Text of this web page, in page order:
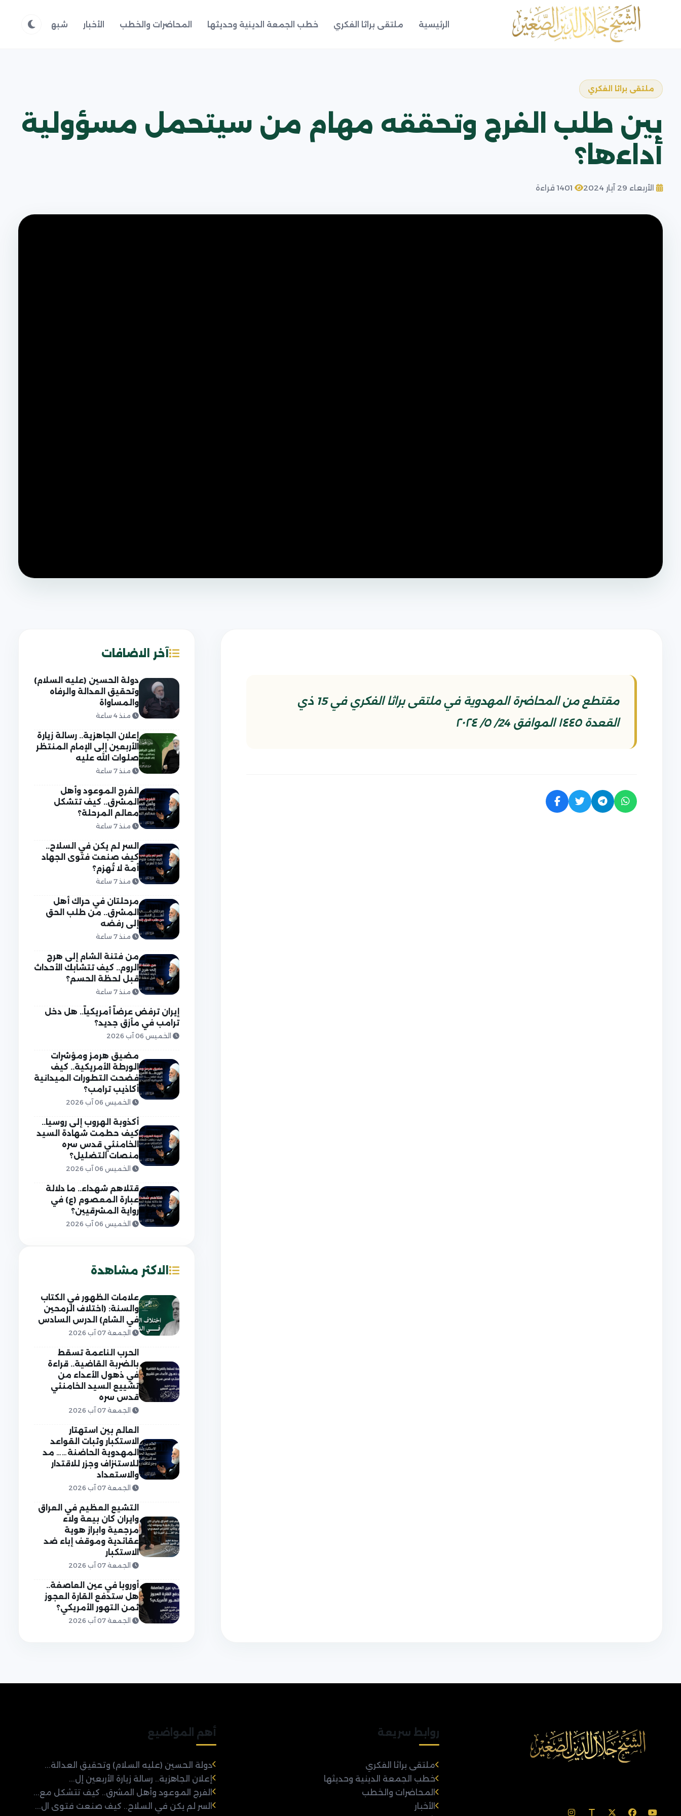
الرئيسية ملتقى براثا الفكري خطب الجمعة الدينية وحديثها المحاضرات والخطب الأخبار شبهات وردود
ملتقى براثا الفكري
بين طلب الفرج وتحققه مهام من سيتحمل مسؤولية
أداءها؟
الأربعاء 29 آيار 2024
مقتطع من المحاضرة المهدوية في ملتقى براثا الفكري في 15 ذي
القعدة ١٤٤٥ الموافق 24/ ٥/ ٢٠٢٤
آخر الاضافات
دولة الحسين (عليه السلام)
وتحقيق العدالة والرفاه
والمساواة
منذ 4 ساعة
إعلان الجاهزية.. رسالة زيارة
الأربعين إلى الإمام المنتظر
صلوات الله عليه
منذ 7 ساعة
الفرج الموعود وأهل
المشرق.. كيف تتشكل
معالم المرحلة؟
منذ 7 ساعة
السر لم يكن في السلاح..
كيف صنعت فتوى الجهاد
أمة لا تُهزم؟
منذ 7 ساعة
مرحلتان في حراك أهل
المشرق.. من طلب الحق
إلى رفضه
منذ 7 ساعة
من فتنة الشام إلى هرج
الروم.. كيف تتشابك الأحداث
قبل لحظة الحسم؟
منذ 7 ساعة
إيران ترفض عرضاً أمريكياً.. هل دخل
ترامب في مأزق جديد؟
الخميس 06 آب 2026
مضيق هرمز ومؤشرات
الورطة الأمريكية.. كيف
فضحت التطورات الميدانية
أكاذيب ترامب؟
الخميس 06 آب 2026
أكذوبة الهروب إلى روسيا..
كيف حطمت شهادة السيد
الخامنئي قدس سره
منصات التضليل؟
الخميس 06 آب 2026
قتلاهم شهداء.. ما دلالة
عبارة المعصوم (ع) في
رواية المشرقيين؟
الخميس 06 آب 2026
الاكثر مشاهدة
علامات الظهور في الكتاب
والسنة: (اختلاف الرمحين
في الشام) الدرس السادس
الجمعة 07 آب 2026
الحرب الناعمة تسقط
بالضربة القاضية.. قراءة
في ذهول الأعداء من
تشييع السيد الخامنئي
قدس سره
الجمعة 07 آب 2026
العالم بين استهتار
الاستكبار وثبات القواعد
المهدوية الحاضنة…… مد
للاستنزاف وجزر للاقتدار
والاستعداد
الجمعة 07 آب 2026
التشيع العظيم في العراق
وايران كان بيعة ولاء
مرجعية وابراز هوية
عقائدية وموقف إباء ضد
الاستكبار
الجمعة 07 آب 2026
أوروبا في عين العاصفة..
هل ستدفع القارة العجوز
ثمن التهور الأمريكي؟
الجمعة 07 آب 2026
روابط سريعة
ملتقى براثا الفكري
خطب الجمعة الدينية وحديثها
المحاضرات والخطب
الأخبار
أهم المواضيع
دولة الحسين (عليه السلام) وتحقيق العدالة...
إعلان الجاهزية.. رسالة زيارة الأربعين إل...
الفرج الموعود وأهل المشرق.. كيف تتشكل مع...
السر لم يكن في السلاح.. كيف صنعت فتوى ال...